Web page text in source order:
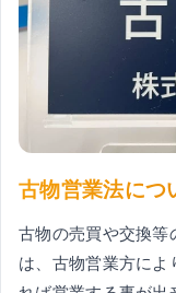
古物営業法につ
古物の売買や交換等
は、古物営業方によ